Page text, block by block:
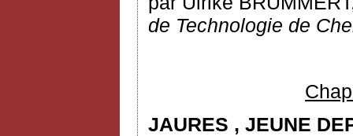
de Technologie de
JAURES , JEUNE